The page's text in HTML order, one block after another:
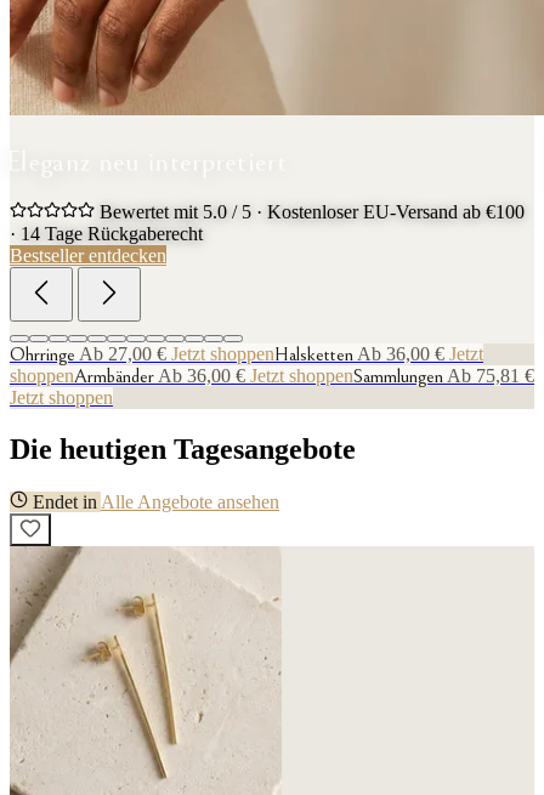
Eleganz neu interpretiert
Bewertet mit 5.0 / 5 · Kostenloser EU-Versand ab €100
· 14 Tage Rückgaberecht
Bestseller entdecken
Ohrringe Ab 27,00 € Jetzt shoppenHalskettenAb 36,00 € Jetzt
shoppenArmbänderAb 36,00 € Jetzt shoppenSammlungenAb 75,81 €
Jetzt shoppen
Die heutigen Tagesangebote
Endet in Alle Angebote ansehen